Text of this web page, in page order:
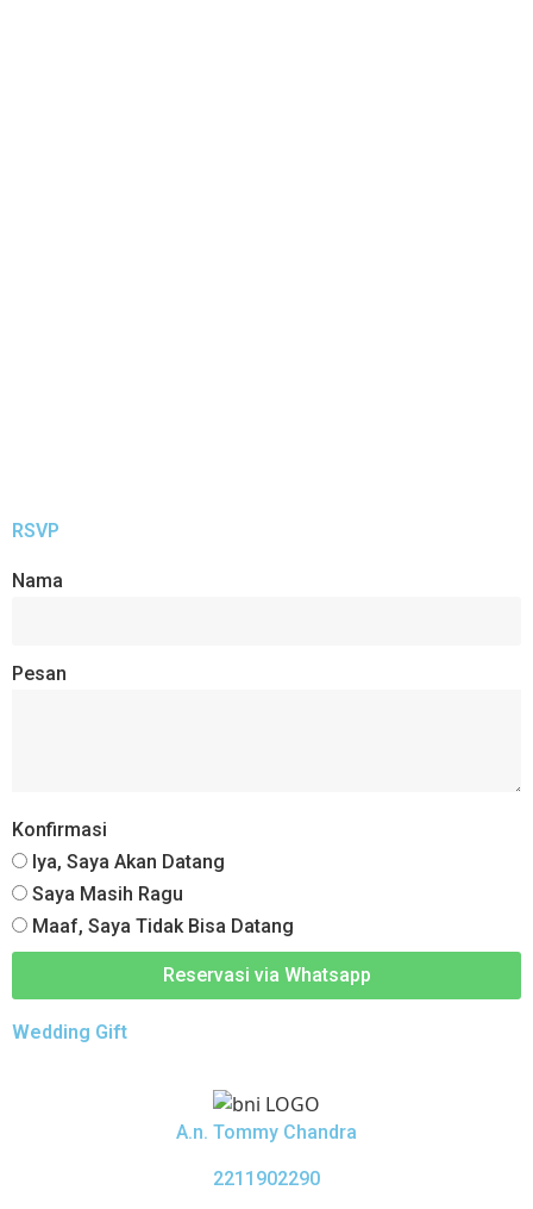
RSVP
Nama
Pesan
Konfirmasi
Iya, Saya Akan Datang
Saya Masih Ragu
Maaf, Saya Tidak Bisa Datang
Reservasi via Whatsapp
Wedding Gift
A.n. Tommy Chandra
2211902290